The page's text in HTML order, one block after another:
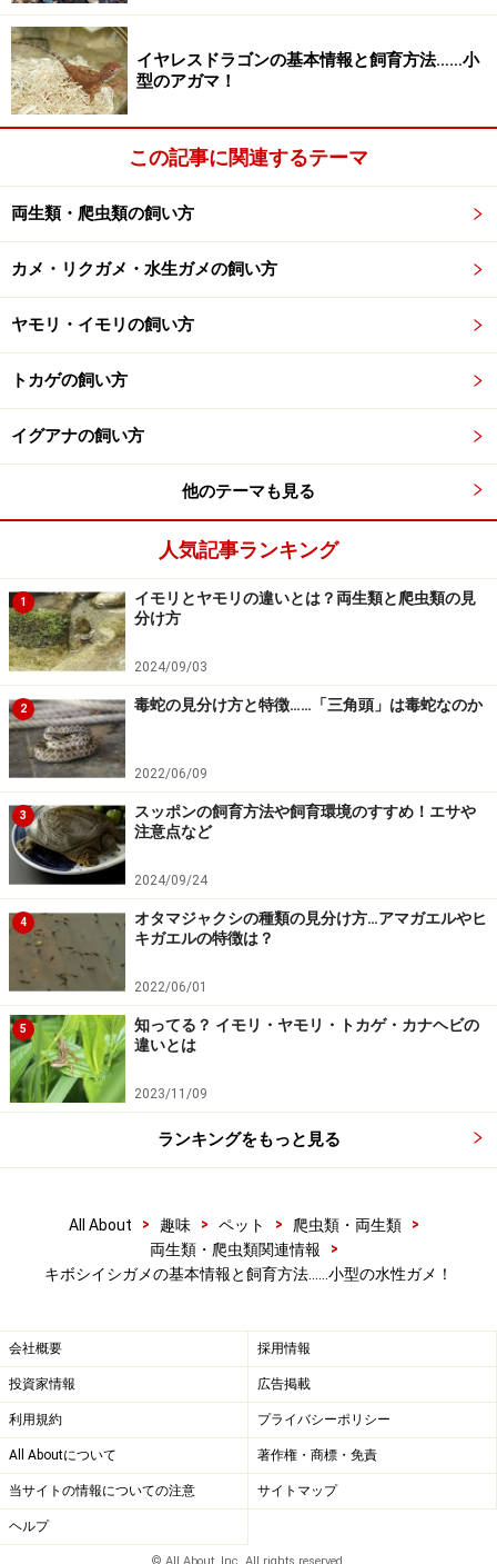
ろ過
できれば、外部式フィルターと上部フィルター
容器内レイアウト
ケース内の3分の1程度を陸地にして、背甲の高さ程度の
水深の水場にする
配合飼料でよい
いわゆる水生ガメの飼育法さらに
日本でも周年屋外飼育が可能
冬は冬眠が可能
など
※「飼育の基本情報」は「ミズガメ大百科（マリン企
画）」「爬虫・両生類ビジュアルガイド 水棲ガメ２（誠
文堂新光社）」および海外サイトを参考にしました。
【関連記事】
コンキンナヌマガメの基本情報と飼育方法…リバー
クーターの基亜種！
ヨーロッパヌマガメの基本情報と飼育方法……古くか
ら知られるカメ！
ニセチズガメの基本情報と飼育方法……ヌマガメの仲
間！
大きくならない小さい亀の種類別解説！ それぞれの
飼育方法とは
キタアカハラガメの基本情報と飼育方法…アカハラ
ガメグループ代表！
※ペットは、種類や体格（体重、サイズ、成長）などにより個体
差があります。記事内容は全ての個体へ一様に当てはまるわけで
はありません。
【編集部おすすめの購入サイト】
Amazonで人気のペット用品をチェック！
楽天市場で人気のペット用品をチェック！
イヤレスドラゴンの基本情報と飼育方法……小
型のアガマ！
この記事に関連するテーマ
両生類・爬虫類の飼い方
カメ・リクガメ・水生ガメの飼い方
ヤモリ・イモリの飼い方
トカゲの飼い方
イグアナの飼い方
他のテーマも見る
人気記事ランキング
1
イモリとヤモリの違いとは？両生類と爬虫類の見
分け方
2024/09/03
2 毒蛇の見分け方と特徴……「三角頭」は毒蛇なのか
2022/06/09
3
スッポンの飼育方法や飼育環境のすすめ！エサや
注意点など
2024/09/24
4
オタマジャクシの種類の見分け方…アマガエルやヒ
キガエルの特徴は？
2022/06/01
5
知ってる？ イモリ・ヤモリ・トカゲ・カナヘビの
違いとは
2023/11/09
ランキングをもっと見る
All About > 趣味 > ペット > 爬虫類・両生類
>
両生類・爬虫類関連情報
>
キボシイシガメの基本情報と飼育方法……小型の水性ガメ！
会社概要 採用情報
投資家情報 広告掲載
利用規約 プライバシーポリシー
All Aboutについて 著作権・商標・免責
当サイトの情報についての注意 サイトマップ
ヘルプ